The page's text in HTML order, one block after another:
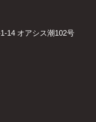
14 オアシス潮102号